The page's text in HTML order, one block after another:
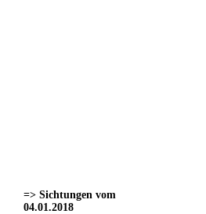
=> Sichtungen vom
04.01.2018